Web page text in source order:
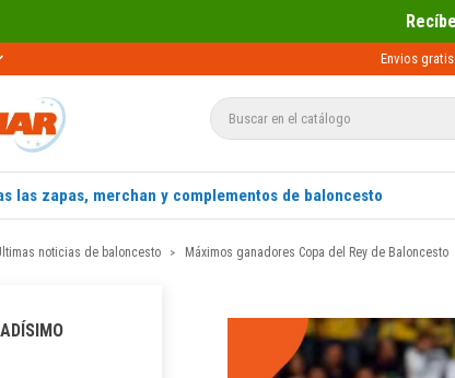
Recíbelo primero 📦 Paga
Envios
las zapas, merchan y complementos de baloncesto
noticias de baloncesto Máximos ganadores Copa del Rey de Baloncesto